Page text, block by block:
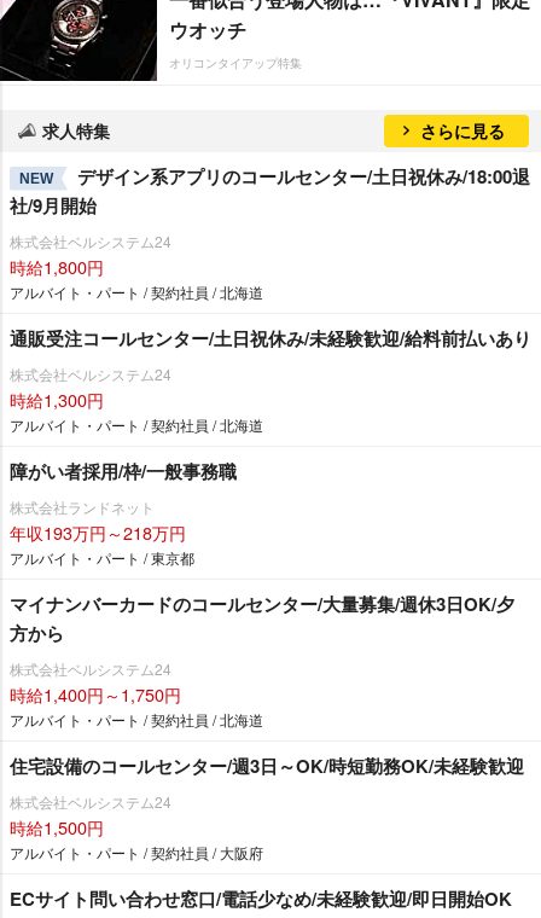
ウオッチ
オリコンタイアップ特集
求人特集 さらに見る
NEW
デザイン系アプリのコールセンター/土日祝休み/18:00退
社/9月開始
株式会社ベルシステム24
時給1,800円
アルバイト・パート / 契約社員 / 北海道
通販受注コールセンター/土日祝休み/未経験歓迎/給料前払いあり
株式会社ベルシステム24
時給1,300円
アルバイト・パート / 契約社員 / 北海道
障がい者採用/枠/一般事務職
株式会社ランドネット
年収193万円～218万円
アルバイト・パート / 東京都
マイナンバーカードのコールセンター/大量募集/週休3日OK/夕
方から
株式会社ベルシステム24
時給1,400円～1,750円
アルバイト・パート / 契約社員 / 北海道
住宅設備のコールセンター/週3日～OK/時短勤務OK/未経験歓迎
株式会社ベルシステム24
時給1,500円
アルバイト・パート / 契約社員 / 大阪府
ECサイト問い合わせ窓口/電話少なめ/未経験歓迎/即日開始OK